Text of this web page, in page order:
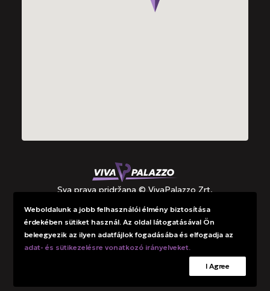
Sva prava pridržana © VivaPalazzo Zrt.
Potpore
Informacije o upravljanju podacima
Weboldalunk a jobb felhasználói élmény biztosítása
érdekében sütiket használ. Az oldal látogatásával Ön
beleegyezik az ilyen adatfájlok fogadásába és elfogadja az
adat- és sütikezelésre vonatkozó irányelveket.
I Agree